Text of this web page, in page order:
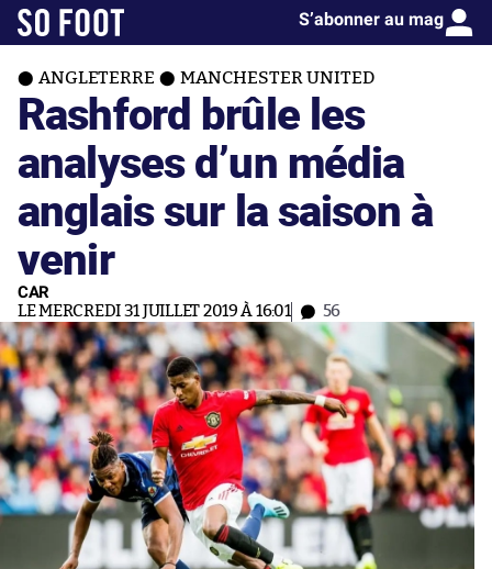
S’abonner au mag
ANGLETERRE MANCHESTER UNITED
Rashford brûle les
analyses d’un média
anglais sur la saison à
venir
CAR
LE MERCREDI 31 JUILLET 2019 À 16:01 56